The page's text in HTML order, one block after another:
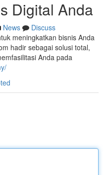
Digital Anda
News
Discuss
meningkatkan bisnis Anda
hadir sebagai solusi total,
Anda pada